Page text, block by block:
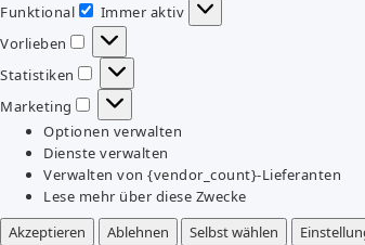
Funktional
Funktional
Immer aktiv
Vorlieben
Vorlieben
Statistiken
Statistiken
Marketing
Marketing
Optionen verwalten
Dienste verwalten
Verwalten von {vendor_count}-Lieferanten
Lese mehr über diese Zwecke
Akzeptieren
Ablehnen Selbst wählen